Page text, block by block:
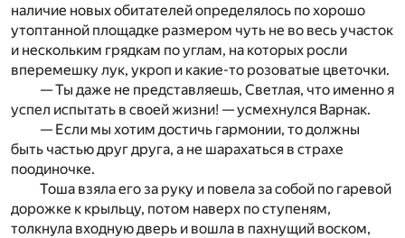
наличие новых обитателей определялось по хорошо
утоптанной площадке размером чуть не во весь участок
и нескольким грядкам по углам, на которых росли
вперемешку лук, укроп и какие-то розоватые цветочки.
— Ты даже не представляешь, Светлая, что именно я
успел испытать в своей жизни! — усмехнулся Варнак.
— Если мы хотим достичь гармонии, то должны
быть частью друг друга, а не шарахаться в страхе
поодиночке.
Тоша взяла его за руку и повела за собой по гаревой
дорожке к крыльцу, потом наверх по ступеням,
толкнула входную дверь и вошла в пахнущий воском,